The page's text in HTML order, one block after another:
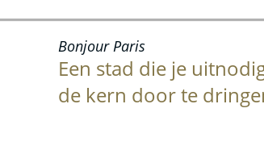
Bonjour Paris
Een stad die je
de kern door te